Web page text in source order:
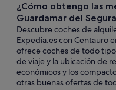
¿Cómo obtengo las
Guardamar del
Descubre coches de
Expedia.es con Centauro
ofrece coches de todo
de viaje y la ubicación de
económicos y los
otras buenas ofertas de